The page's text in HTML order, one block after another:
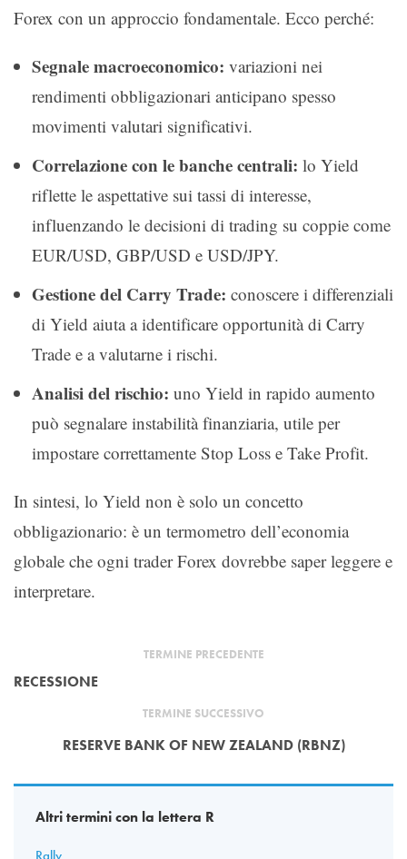
Forex con un approccio fondamentale. Ecco perché:
Segnale macroeconomico: variazioni nei
rendimenti obbligazionari anticipano spesso
movimenti valutari significativi.
Correlazione con le banche centrali: lo Yield
riflette le aspettative sui tassi di interesse,
influenzando le decisioni di trading su coppie come
EUR/USD, GBP/USD e USD/JPY.
Gestione del Carry Trade: conoscere i differenziali
di Yield aiuta a identificare opportunità di Carry
Trade e a valutarne i rischi.
Analisi del rischio: uno Yield in rapido aumento
può segnalare instabilità finanziaria, utile per
impostare correttamente Stop Loss e Take Profit.
In sintesi, lo Yield non è solo un concetto
obbligazionario: è un termometro dell’economia
globale che ogni trader Forex dovrebbe saper leggere e
interpretare.
TERMINE PRECEDENTE
RECESSIONE
TERMINE SUCCESSIVO
RESERVE BANK OF NEW ZEALAND (RBNZ)
Altri termini con la lettera R
Rally